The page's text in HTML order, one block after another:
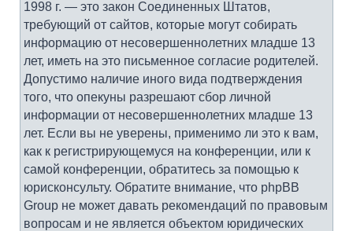
1998 г. — это закон Соединенных Штатов,
требующий от сайтов, которые могут собирать
информацию от несовершеннолетних младше 13
лет, иметь на это письменное согласие родителей.
Допустимо наличие иного вида подтверждения
того, что опекуны разрешают сбор личной
информации от несовершеннолетних младше 13
лет. Если вы не уверены, применимо ли это к вам,
как к регистрирующемуся на конференции, или к
самой конференции, обратитесь за помощью к
юрисконсульту. Обратите внимание, что phpBB
Group не может давать рекомендаций по правовым
вопросам и не является объектом юридических